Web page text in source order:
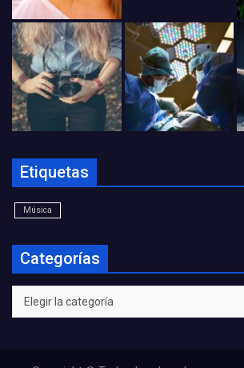
Etiquetas
Música
Categorías
Categorías